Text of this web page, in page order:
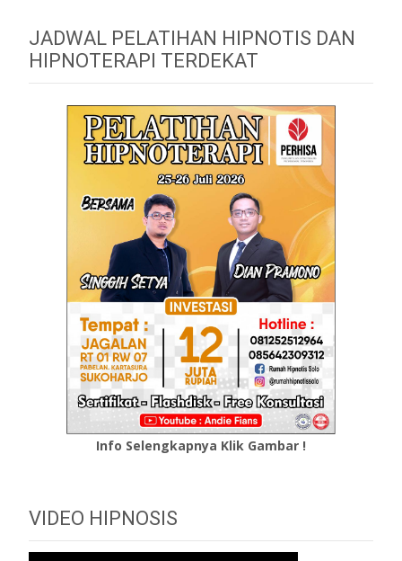
JADWAL PELATIHAN HIPNOTIS DAN
HIPNOTERAPI TERDEKAT
Info Selengkapnya Klik Gambar !
VIDEO HIPNOSIS